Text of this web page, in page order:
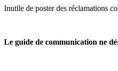
Inutile de poster des réclamations
Le guide de communication ne